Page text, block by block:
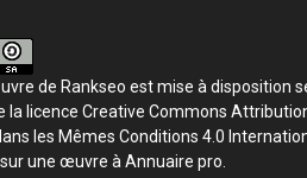
de Rankseo est mise à disposition
la licence Creative Commons
les Mêmes Conditions 4.0
une œuvre à Annuaire pro